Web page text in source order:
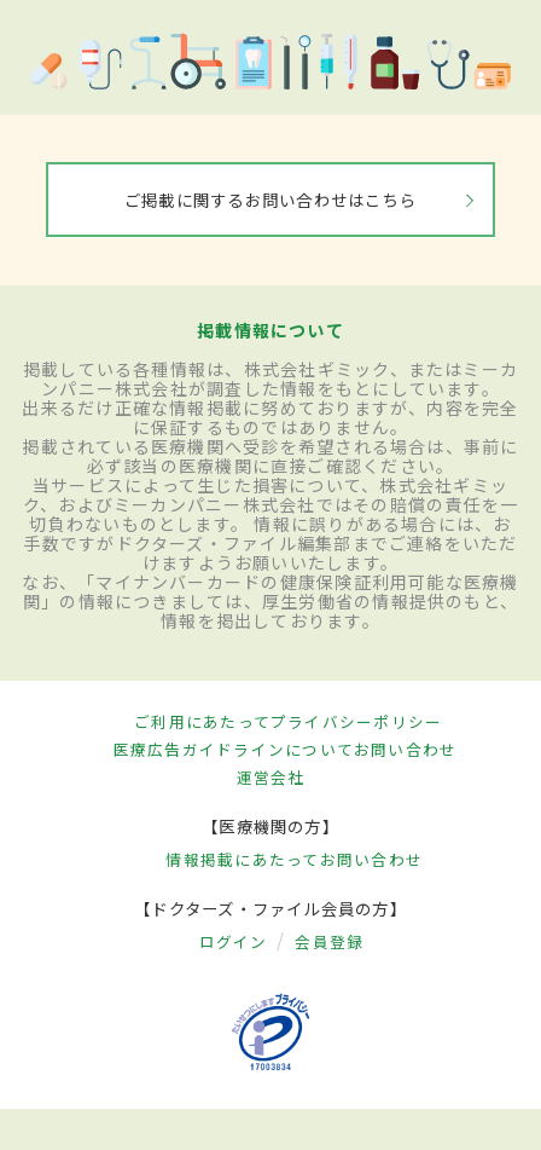
ご掲載に関するお問い合わせはこちら
掲載情報について
掲載している各種情報は、株式会社ギミック、またはミーカ
ンパニー株式会社が調査した情報をもとにしています。
出来るだけ正確な情報掲載に努めておりますが、内容を完全
に保証するものではありません。
掲載されている医療機関へ受診を希望される場合は、事前に
必ず該当の医療機関に直接ご確認ください。
当サービスによって生じた損害について、株式会社ギミッ
ク、およびミーカンパニー株式会社ではその賠償の責任を一
切負わないものとします。 情報に誤りがある場合には、お
手数ですがドクターズ・ファイル編集部までご連絡をいただ
けますようお願いいたします。
なお、「マイナンバーカードの健康保険証利用可能な医療機
関」の情報につきましては、厚生労働省の情報提供のもと、
情報を掲出しております。
ご利用にあたってプライバシーポリシー
医療広告ガイドラインについてお問い合わせ
運営会社
【医療機関の方】
情報掲載にあたって お問い合わせ
【ドクターズ・ファイル会員の方】
ログイン 会員登録